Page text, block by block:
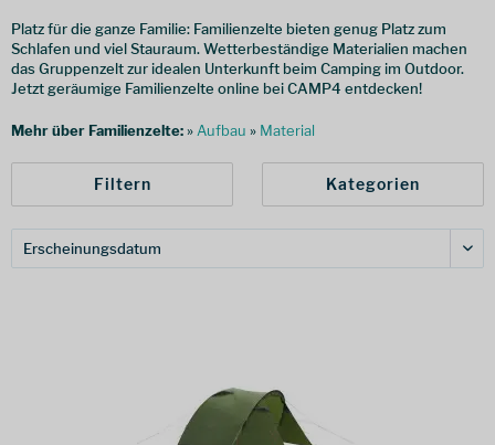
Platz für die ganze Familie: Familienzelte bieten genug Platz zum
Schlafen und viel Stauraum. Wetterbeständige Materialien machen
das Gruppenzelt zur idealen Unterkunft beim Camping im Outdoor.
Jetzt geräumige Familienzelte online bei CAMP4 entdecken!
Mehr über Familienzelte:» Aufbau » Material
Filtern Kategorien